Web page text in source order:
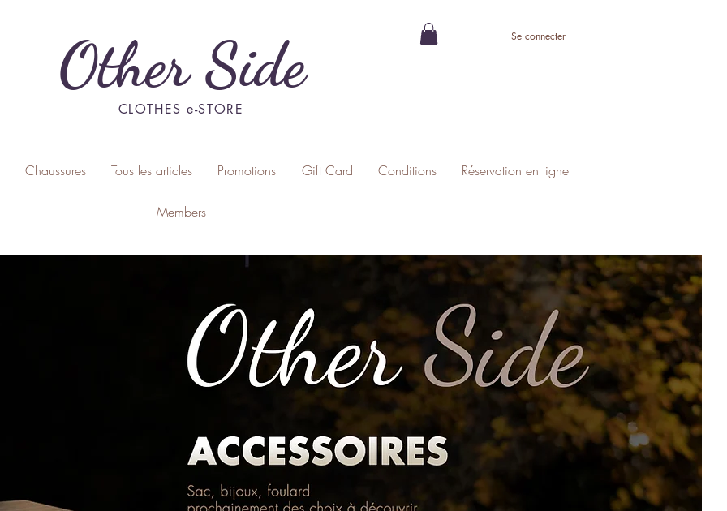
Other Side
CLOTHES e-STORE
Se connecter
Chaussures Tous les articles Promotions Gift Card Conditions Réservation en ligne
Members